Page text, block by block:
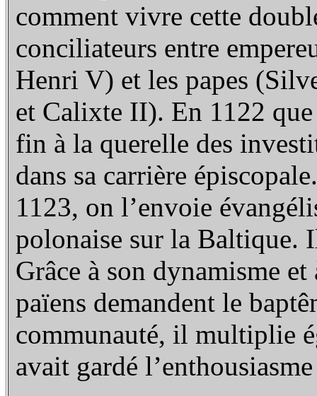
comment vivre cette
conciliateurs entre
Henri V) et les papes
et Calixte II). En 1122
fin à la querelle des
dans sa carrière
1123, on l’envoie
polonaise sur la Baltique.
Grâce à son dynamisme
païens demandent le
communauté, il multiplie
avait gardé